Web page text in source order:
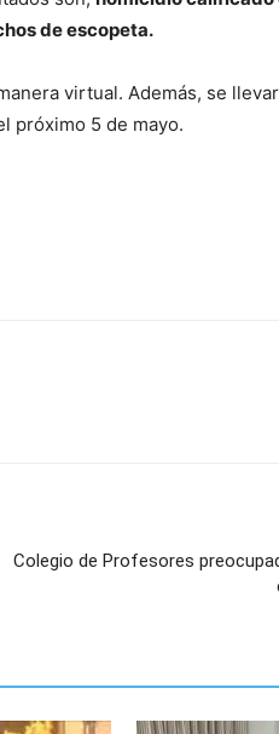
de escopeta.
virtual. Además, se
próximo 5 de mayo.
Colegio de Profesores